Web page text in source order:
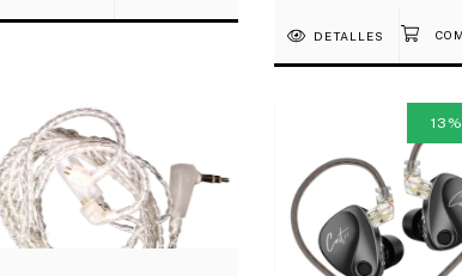
DETALLES
13 %